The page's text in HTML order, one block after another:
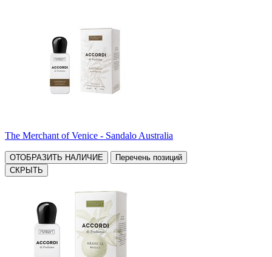
The Merchant of Venice - Sandalo Australia
ОТОБРАЗИТЬ НАЛИЧИЕ
Перечень позиций
СКРЫТЬ